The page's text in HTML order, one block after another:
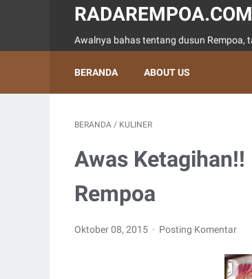
RADAREMPOA.COM
Awalnya bahas tentang dusun Rempoa,
BERANDA ABOUT US
BERANDA / KULINER
Awas
Rempoa
Oktober 08, 2015 Posting Komentar